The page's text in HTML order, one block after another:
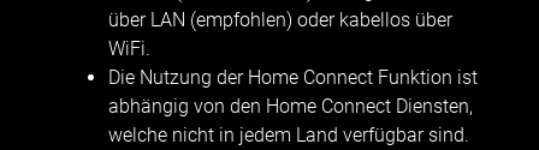
über LAN (empfohlen) oder kabellos über
WiFi.
Die Nutzung der Home Connect Funktion ist
abhängig von den Home Connect Diensten,
welche nicht in jedem Land verfügbar sind.